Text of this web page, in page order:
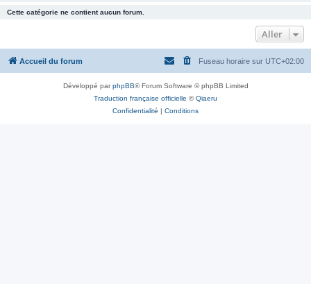
Cette catégorie ne contient aucun forum.
Aller
Accueil du forum Fuseau horaire sur UTC+02:00
Développé parphpBB® Forum Software © phpBB Limited
Traduction française officielle ©Qiaeru
Confidentialité | Conditions